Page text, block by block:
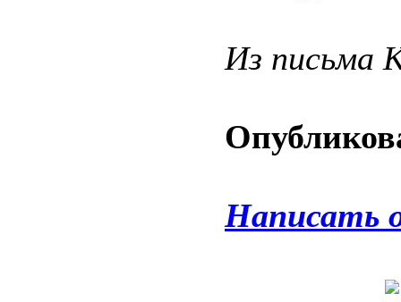
Из письма
Написать